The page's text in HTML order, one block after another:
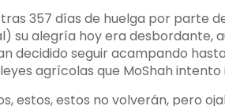
357 días de huelga por parte
su alegría hoy era desbordante,
decidido seguir acampando
agrícolas que MoShah intento
estos, estos no volverán, pero